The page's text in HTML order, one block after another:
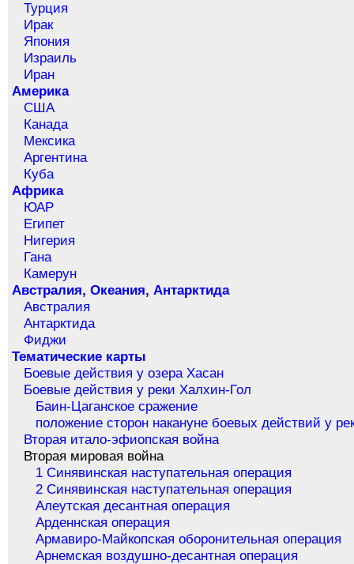
Турция
Ирак
Япония
Израиль
Иран
Америка
США
Канада
Мексика
Аргентина
Куба
Африка
ЮАР
Египет
Нигерия
Гана
Камерун
Австралия, Океания, Антарктида
Австралия
Антарктида
Фиджи
Тематические карты
Боевые действия у озера Хасан
Боевые действия у реки Халхин-Гол
Баин-Цаганское сражение
положение сторон накануне боевых действий у
Вторая итало-эфиопская война
Вторая мировая война
1 Синявинская наступательная операция
2 Синявинская наступательная операция
Алеутская десантная операция
Арденнская операция
Армавиро-Майкопская оборонительная операция
Арнемская воздушно-десантная операция